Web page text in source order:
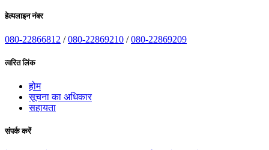
हेल्पलाइन नंबर
080-22866812 /080-22869210 /080-22869209
त्वरित लिंक
होम
सूचना का अधिकार
सहायता
संपर्क करें